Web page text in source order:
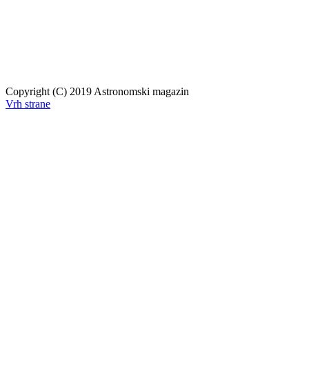
Copyright (C) 2019 Astronomski magazin
Vrh strane